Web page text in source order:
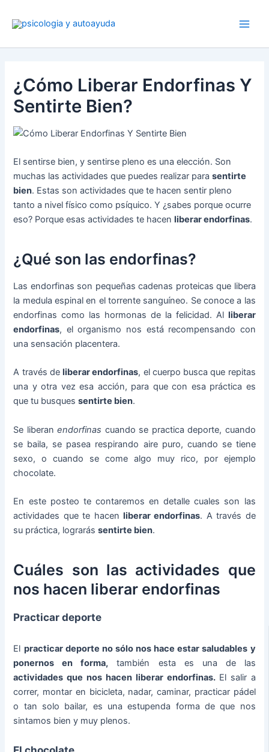
¿Cómo Liberar Endorfinas Y
Sentirte Bien?
El sentirse bien, y sentirse pleno es una elección. Son
muchas las actividades que puedes realizar parasentirte
bien. Estas son actividades que te hacen sentir pleno
tanto a nivel físico como psíquico. Y ¿sabes porque ocurre
eso? Porque esas actividades te hacenliberar endorfinas.
¿Qué son las endorfinas?
Las endorfinas son pequeñas cadenas proteicas que libera
la medula espinal en el torrente sanguíneo. Se conoce a las
endorfinas como las hormonas de la felicidad. Al liberar
endorfinas, el organismo nos está recompensando con
una sensación placentera.
A través de liberar endorfinas, el cuerpo busca que repitas
una y otra vez esa acción, para que con esa práctica es
que tu busquessentirte bien.
Se liberanendorfinas cuando se practica deporte, cuando
se baila, se pasea respirando aire puro, cuando se tiene
sexo, o cuando se come algo muy rico, por ejemplo
chocolate.
En este posteo te contaremos en detalle cuales son las
actividades que te hacen liberar endorfinas. A través de
su práctica, lograrássentirte bien.
Cuáles son las actividades que
nos hacen liberar endorfinas
Practicar deporte
El practicar deporte no sólo nos hace estar saludables y
ponernos en forma, también esta es una de las
actividades que nos hacen liberar endorfinas. El salir a
correr, montar en bicicleta, nadar, caminar, practicar pádel
o tan solo bailar, es una estupenda forma de que nos
sintamos bien y muy plenos.